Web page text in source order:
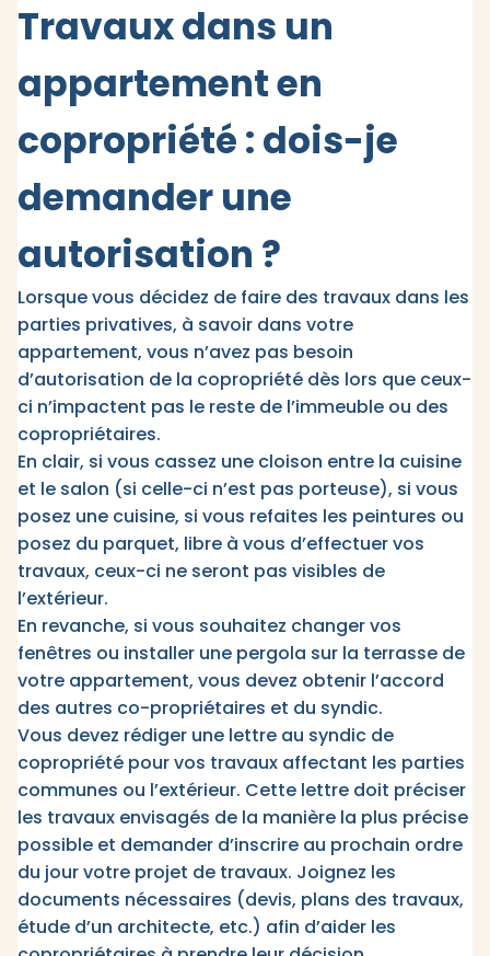
Travaux dans un
appartement en
copropriété : dois-je
demander une
autorisation ?
Lorsque vous décidez de faire des travaux dans les
parties privatives, à savoir dans votre
appartement, vous n’avez pas besoin
d’autorisation de la copropriété dès lors que ceux-
ci n’impactent pas le reste de l’immeuble ou des
copropriétaires.
En clair, si vous cassez une cloison entre la cuisine
et le salon (si celle-ci n’est pas porteuse), si vous
posez une cuisine, si vous refaites les peintures ou
posez du parquet, libre à vous d’effectuer vos
travaux, ceux-ci ne seront pas visibles de
l’extérieur.
En revanche, si vous souhaitez changer vos
fenêtres ou installer une pergola sur la terrasse de
votre appartement, vous devez obtenir l’accord
des autres co-propriétaires et du syndic.
Vous devez rédiger une lettre au syndic de
copropriété pour vos travaux affectant les parties
communes ou l’extérieur. Cette lettre doit préciser
les travaux envisagés de la manière la plus précise
possible et demander d’inscrire au prochain ordre
du jour votre projet de travaux. Joignez les
documents nécessaires (devis, plans des travaux,
étude d’un architecte, etc.) afin d’aider les